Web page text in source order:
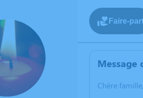
Faire-
Message
Chère